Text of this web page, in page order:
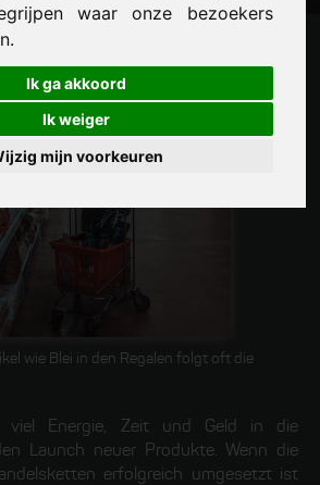
waar onze bezoekers
Ik ga akkoord
Ik weiger
mijn voorkeuren
wie Blei in den Regalen folgt oft die
viel Energie, Zeit und Geld in die
Launch neuer Produkte. Wenn die
erfolgreich umgesetzt ist